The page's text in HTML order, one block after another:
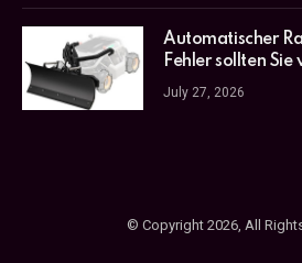
Automatischer
Fehler sollten Sie
July 27, 2026
© Copyright 2026, All